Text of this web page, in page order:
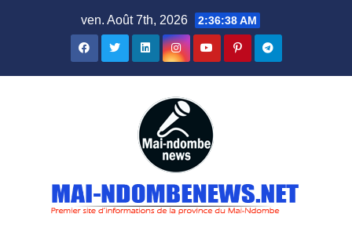
ven. Août 7th, 2026 2:36:38 AM